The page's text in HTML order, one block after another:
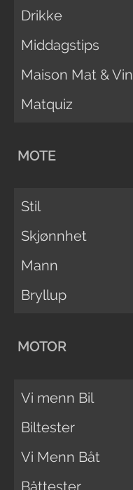
Drikke
Middagstips
Maison Mat & Vin
Matquiz
MOTE
Stil
Skjønnhet
Mann
Bryllup
MOTOR
Vi menn Bil
Biltester
Vi Menn Båt
Båttester